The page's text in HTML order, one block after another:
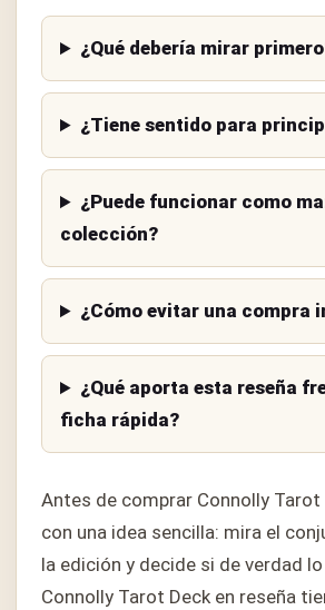
¿Qué debería mirar
¿Tiene sentido para
¿Puede funcionar como
colección?
¿Cómo evitar una compra
¿Qué aporta esta reseña
ficha rápida?
Antes de comprar Connolly Tarot
con una idea sencilla: mira el
la edición y decide si de verdad
Connolly Tarot Deck en reseña